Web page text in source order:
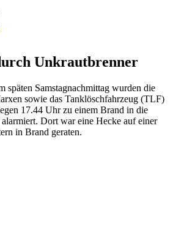
Unkrautbrenner
späten Samstagnachmittag wurden die
sowie das Tanklöschfahrzeug (TLF)
17.44 Uhr zu einem Brand in die
Dort war eine Hecke auf einer
in Brand geraten.